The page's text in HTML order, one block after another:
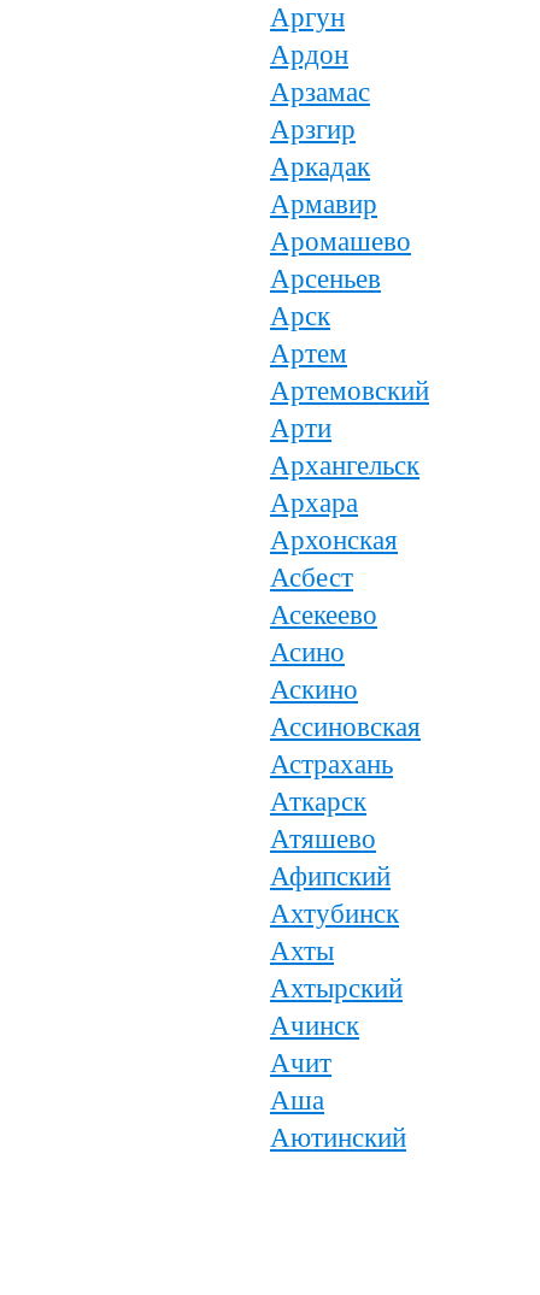
Аргун
Ардон
Арзамас
Арзгир
Аркадак
Армавир
Аромашево
Арсеньев
Арск
Артем
Артемовский
Арти
Архангельск
Архара
Архонская
Асбест
Асекеево
Асино
Аскино
Ассиновская
Астрахань
Аткарск
Атяшево
Афипский
Ахтубинск
Ахты
Ахтырский
Ачинск
Ачит
Аша
Аютинский